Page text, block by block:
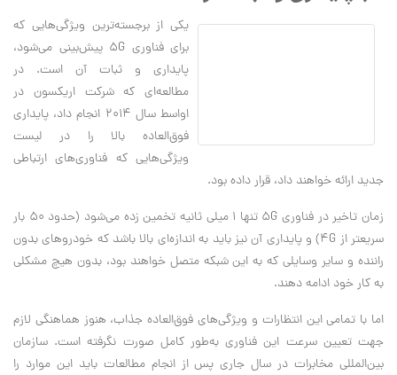
یکی از برجسته‌ترین ویژگی‌هایی که
برای فناوری 5G پیش‌بینی می‌شود،
پایداری و ثبات آن است. در
مطالعه‌ای که شرکت اریکسون در
اواسط سال 2014 انجام داد، پایداری
فوق‌العاده بالا را در لیست
ویژگی‌هایی که فناوری‌های ارتباطی
جدید ارائه خواهند داد، قرار داده بود.
زمان تاخیر در فناوری 5G تنها 1 میلی ثانیه تخمین زده می‌شود (حدود 50 بار
سریعتر از 4G) و پایداری آن نیز باید به اندازه‌ای بالا باشد که خودروهای بدون
راننده و سایر وسایلی که به این شبکه متصل خواهند بود، بدون هیچ مشکلی
به کار خود ادامه دهند.
اما با تمامی این انتظارات و ویژگی‌های فوق‌العاده جذاب، هنوز هماهنگی لازم
جهت تعیین سرعت این فناوری به‌طور کامل صورت نگرفته است. سازمان
بین‌المللی مخابرات در سال جاری پس از انجام مطالعات باید این موارد را